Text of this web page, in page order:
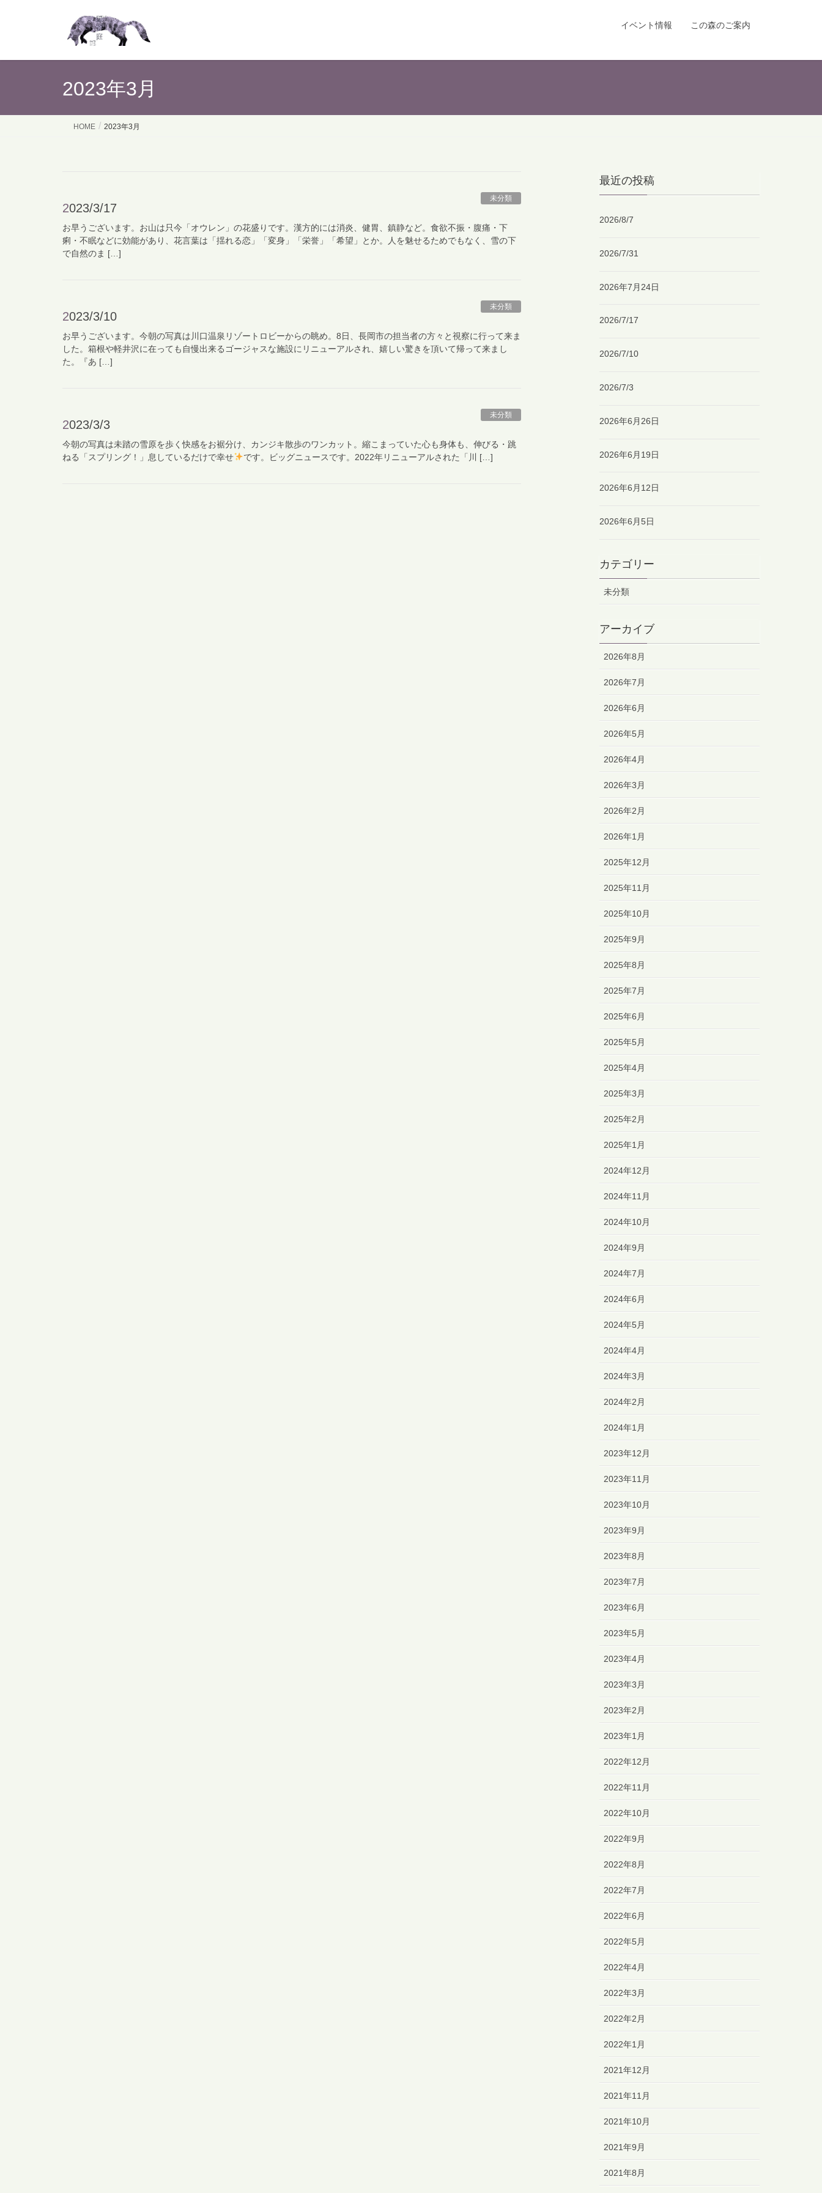
イベント情報 この森のご案内
2023年3月
HOME 2023年3月
未分類
2023/3/17
お早うございます。お山は只今「オウレン」の花盛りです。漢方的には消炎、健胃、鎮静など。食欲不振・腹痛・下
痢・不眠などに効能があり、花言葉は「揺れる恋」「変身」「栄誉」「希望」とか。人を魅せるためでもなく、雪の下
で自然のま […]
未分類
2023/3/10
お早うございます。今朝の写真は川口温泉リゾートロビーからの眺め。8日、長岡市の担当者の方々と視察に行って来ま
した。箱根や軽井沢に在っても自慢出来るゴージャスな施設にリニューアルされ、嬉しい驚きを頂いて帰って来まし
た。『あ […]
未分類
2023/3/3
今朝の写真は未踏の雪原を歩く快感をお裾分け、カンジキ散歩のワンカット。縮こまっていた心も身体も、伸びる・跳
ねる「スプリング！」息しているだけで幸せ
です。ビッグニュースです。2022年リニューアルされた「川 […]
最近の投稿
2026/8/7
2026/7/31
2026年7月24日
2026/7/17
2026/7/10
2026/7/3
2026年6月26日
2026年6月19日
2026年6月12日
2026年6月5日
カテゴリー
未分類
アーカイブ
2026年8月
2026年7月
2026年6月
2026年5月
2026年4月
2026年3月
2026年2月
2026年1月
2025年12月
2025年11月
2025年10月
2025年9月
2025年8月
2025年7月
2025年6月
2025年5月
2025年4月
2025年3月
2025年2月
2025年1月
2024年12月
2024年11月
2024年10月
2024年9月
2024年7月
2024年6月
2024年5月
2024年4月
2024年3月
2024年2月
2024年1月
2023年12月
2023年11月
2023年10月
2023年9月
2023年8月
2023年7月
2023年6月
2023年5月
2023年4月
2023年3月
2023年2月
2023年1月
2022年12月
2022年11月
2022年10月
2022年9月
2022年8月
2022年7月
2022年6月
2022年5月
2022年4月
2022年3月
2022年2月
2022年1月
2021年12月
2021年11月
2021年10月
2021年9月
2021年8月